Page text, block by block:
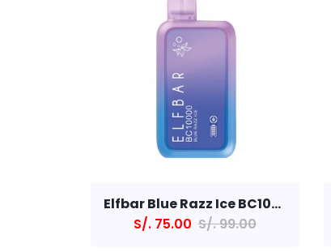
Elfbar Blue Razz Ice BC10000
S/. 75.00 S/. 99.00